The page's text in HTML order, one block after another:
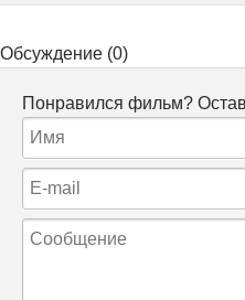
Обсуждение (0)
Понравился фильм?